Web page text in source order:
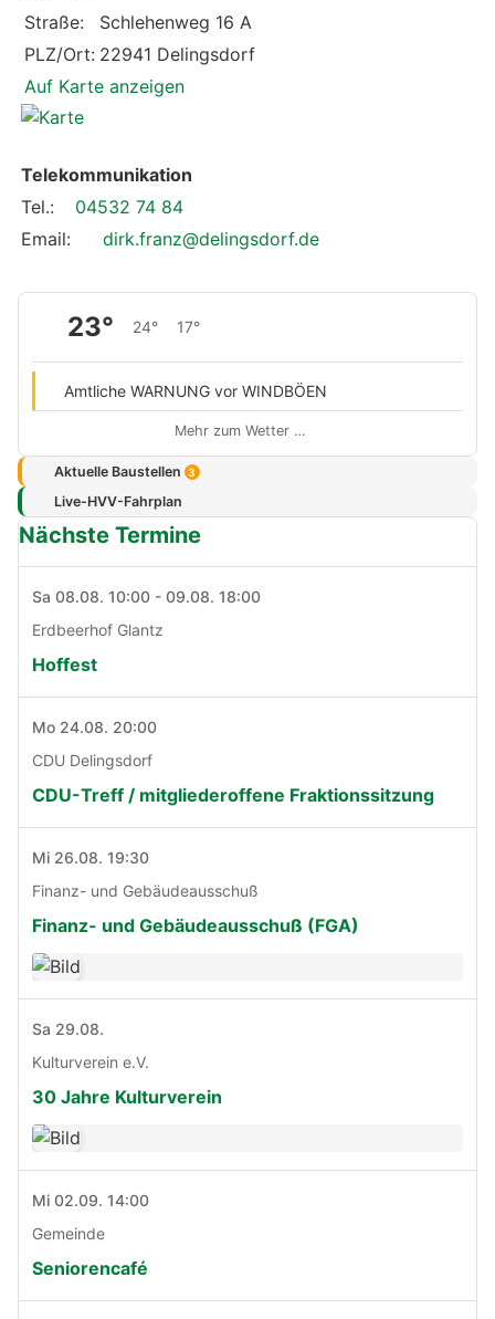
Straße:
Schlehenweg 16 A
PLZ/Ort: 22941 Delingsdorf
Auf Karte anzeigen
Telekommunikation
Tel.:
04532 74 84
Email:
dirk.franz@delingsdorf.de
23° 24° 17°
Amtliche WARNUNG vor WINDBÖEN
Mehr zum Wetter …
Aktuelle Baustellen 3
Live-HVV-Fahrplan
Nächste Termine
Sa 08.08. 10:00 - 09.08. 18:00
Erdbeerhof Glantz
Hoffest
Mo 24.08. 20:00
CDU Delingsdorf
CDU-Treff / mitgliederoffene Fraktionssitzung
Mi 26.08. 19:30
Finanz- und Gebäudeausschuß
Finanz- und Gebäudeausschuß (FGA)
Sa 29.08.
Kulturverein e.V.
30 Jahre Kulturverein
Mi 02.09. 14:00
Gemeinde
Seniorencafé